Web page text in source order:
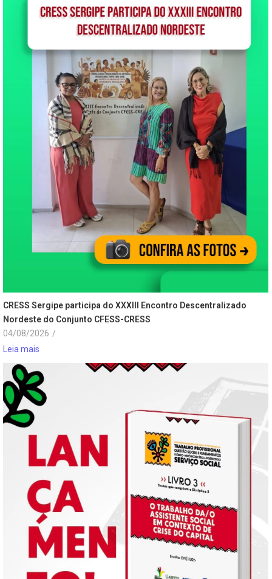
CRESS Sergipe participa do XXXIII Encontro Descentralizado
Nordeste do Conjunto CFESS-CRESS
04/08/2026 /
Leia mais